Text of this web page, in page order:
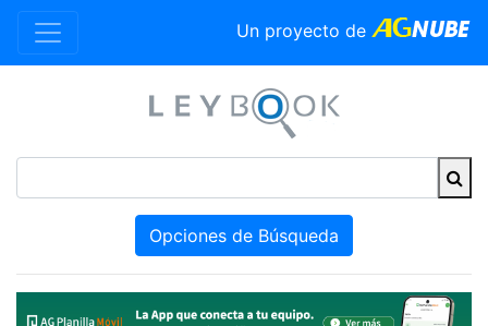
Un proyecto de
Opciones de Búsqueda